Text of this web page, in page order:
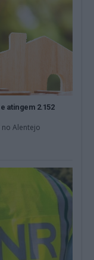
atingem 2.152
Alentejo